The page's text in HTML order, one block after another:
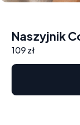
Naszyjnik
109 zł